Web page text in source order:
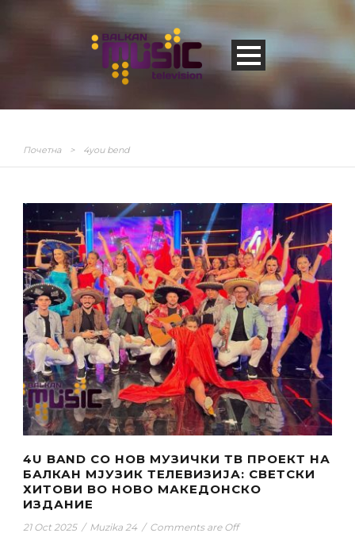
Почетна > 4you bend
4U BAND СО НОВ МУЗИЧКИ ТВ ПРОЕКТ НА
БАЛКАН МЈУЗИК ТЕЛЕВИЗИЈА: СВЕТСКИ
ХИТОВИ ВО НОВО МАКЕДОНСКО
ИЗДАНИЕ
21 Oct 2025 / Muzika 24 / Comments are Off